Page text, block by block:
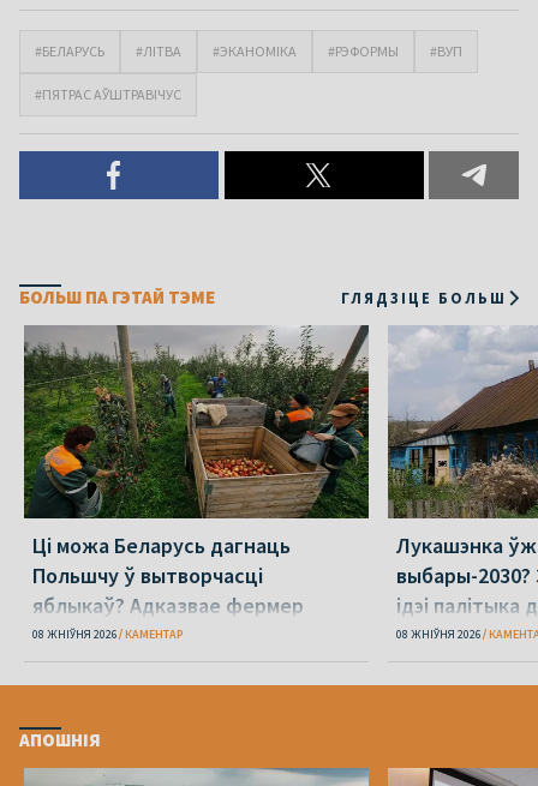
#БЕЛАРУСЬ #ЛІТВА #ЭКАНОМІКА #РЭФОРМЫ #ВУП
#ПЯТРАС АЎШТРАВІЧУС
БОЛЬШ ПА ГЭТАЙ ТЭМЕ ГЛЯДЗІЦЕ БОЛЬШ
Ці можа Беларусь дагнаць
Польшчу ў вытворчасці
яблыкаў? Адказвае фермер
08 ЖНІЎНЯ 2026 КАМЕНТАР
Лукашэнка
выбары-
ідэі палітыка
08 ЖНІЎНЯ 2026
АПОШНІЯ